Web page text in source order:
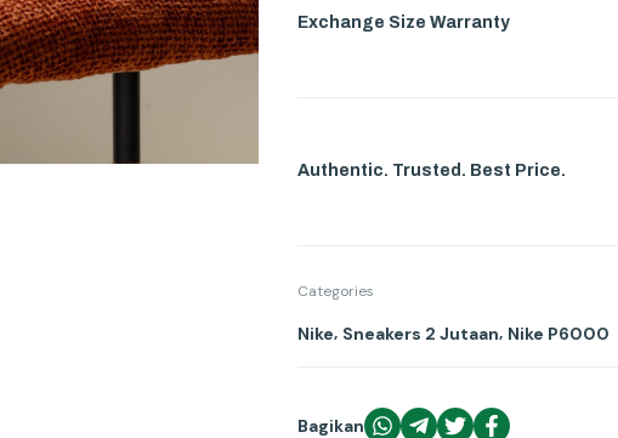
Exchange Size Warranty
Authentic. Trusted. Best Price.
Categories
Nike, Sneakers 2 Jutaan, Nike P6000
Bagikan